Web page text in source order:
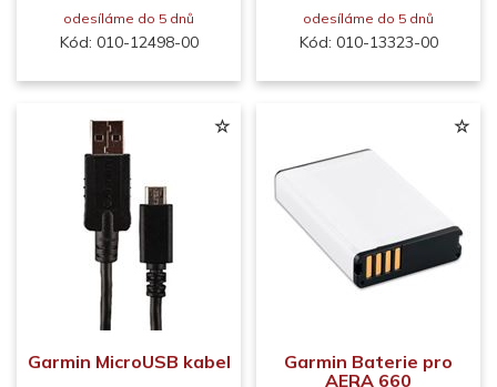
odesíláme do 5 dnů
Kód: 010-12498-00
odesíláme do 5 dnů
Kód: 010-13323-00
Garmin MicroUSB kabel
Garmin Baterie pro
AERA 660